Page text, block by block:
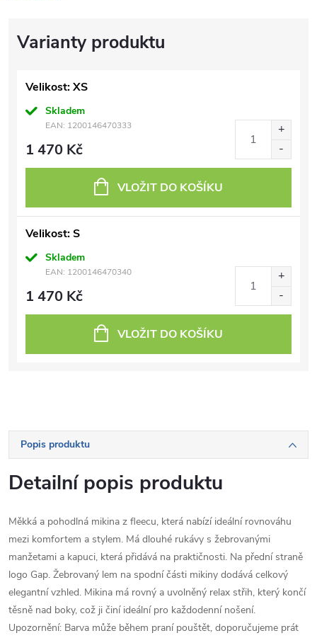
Velikost: XS
Skladem
EAN: 1200146470333
1 470 Kč
VLOŽIT DO KOŠÍKU
Velikost: S
Skladem
EAN: 1200146470340
1 470 Kč
VLOŽIT DO KOŠÍKU
Popis produktu
Detailní popis produktu
Měkká a pohodlná mikina z fleecu, která nabízí ideální rovnováhu
mezi komfortem a stylem. Má dlouhé rukávy s žebrovanými
manžetami a kapuci, která přidává na praktičnosti. Na přední straně
logo Gap. Žebrovaný lem na spodní části mikiny dodává celkový
elegantní vzhled. Mikina má rovný a uvolněný relax střih, který končí
těsně nad boky, což ji činí ideální pro každodenní nošení.
Upozornění: Barva může během praní pouštět, doporučujeme prát